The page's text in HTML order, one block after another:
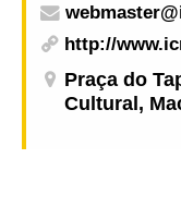
http://
Praça do
Cultural,